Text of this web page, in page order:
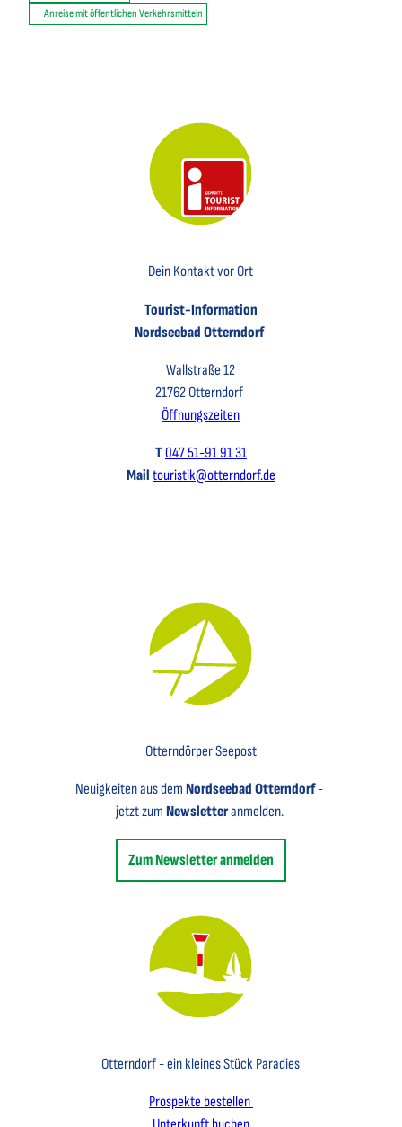
Anreise mit öffentlichen Verkehrsmitteln
Dein Kontakt vor Ort
Tourist-Information
Nordseebad Otterndorf
Wallstraße 12
21762 Otterndorf
Öffnungszeiten
T047 51-91 91 31
Mail touristik@otterndorf.de
Otterndörper Seepost
Neuigkeiten aus demNordseebad Otterndorf-
jetzt zum Newsletteranmelden.
Zum Newsletter anmelden
Otterndorf - ein kleines Stück Paradies
Prospekte bestellen